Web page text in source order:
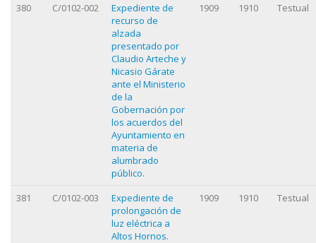
380 C/0102-002
Expediente de
recurso de
alzada
presentado por
Claudio Arteche y
Nicasio Gárate
ante el Ministerio
de la
Gobernación por
los acuerdos del
Ayuntamiento en
materia de
alumbrado
público.
1909 1910 Testual
381 C/0102-003
Expediente de
prolongación de
luz eléctrica a
Altos Hornos.
1909 1910 Testual